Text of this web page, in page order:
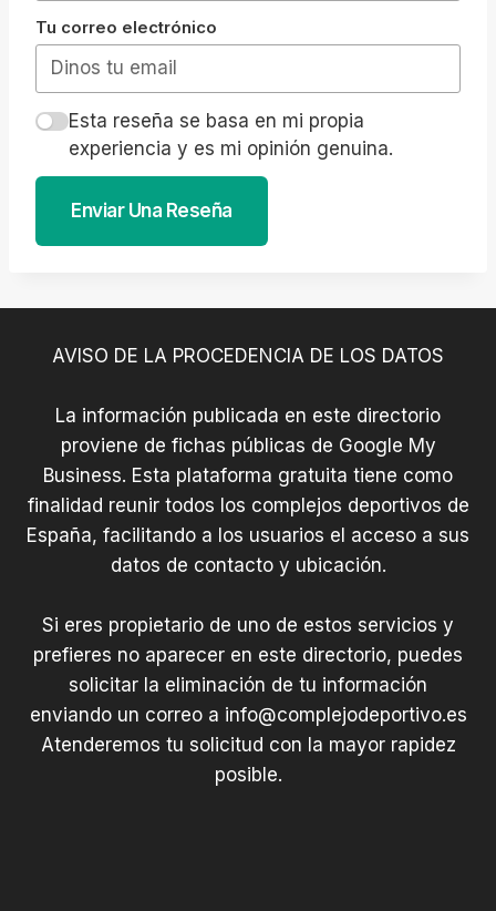
Tu correo electrónico
Esta reseña se basa en mi propia
experiencia y es mi opinión genuina.
Enviar Una Reseña
AVISO DE LA PROCEDENCIA DE LOS DATOS
La información publicada en este directorio
proviene de fichas públicas de Google My
Business. Esta plataforma gratuita tiene como
finalidad reunir todos los complejos deportivos de
España, facilitando a los usuarios el acceso a sus
datos de contacto y ubicación.
Si eres propietario de uno de estos servicios y
prefieres no aparecer en este directorio, puedes
solicitar la eliminación de tu información
enviando un correo a info@complejodeportivo.es
Atenderemos tu solicitud con la mayor rapidez
posible.